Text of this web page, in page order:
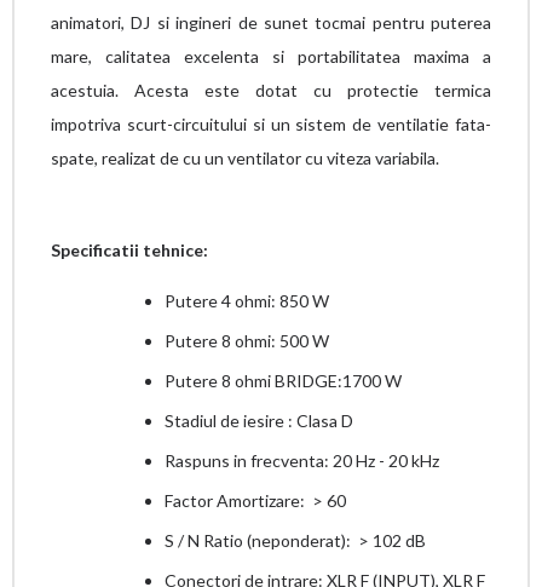
animatori, DJ si ingineri de sunet tocmai pentru puterea
mare, calitatea excelenta si portabilitatea maxima a
acestuia. Acesta este dotat cu protectie termica
impotriva scurt-circuitului si un sistem de ventilatie fata-
spate, realizat de cu un ventilator cu viteza variabila.
Specificatii tehnice:
Putere 4 ohmi: 850 W
Putere 8 ohmi: 500 W
Putere 8 ohmi BRIDGE:1700 W
Stadiul de iesire : Clasa D
Raspuns in frecventa: 20 Hz - 20 kHz
Factor Amortizare: > 60
S / N Ratio (neponderat): > 102 dB
Conectori de intrare: XLR F (INPUT), XLR F